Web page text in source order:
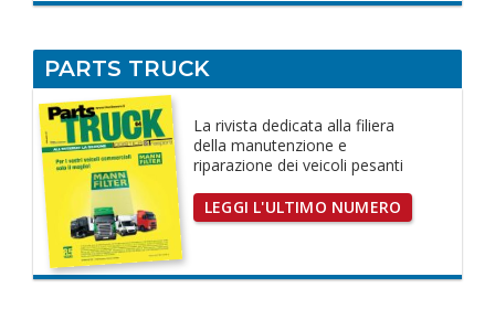
PARTS TRUCK
La rivista dedicata alla filiera
della manutenzione e
riparazione dei veicoli pesanti
LEGGI L'ULTIMO NUMERO